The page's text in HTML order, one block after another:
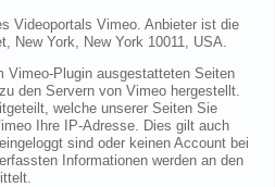
Videoportals Vimeo. Anbieter ist die
New York, New York 10011, USA.
Vimeo-Plugin ausgestatteten Seiten
den Servern von Vimeo hergestellt.
welche unserer Seiten Sie
Ihre IP-Adresse. Dies gilt auch
sind oder keinen Account bei
Informationen werden an den